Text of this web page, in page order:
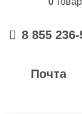
8 855
Почта